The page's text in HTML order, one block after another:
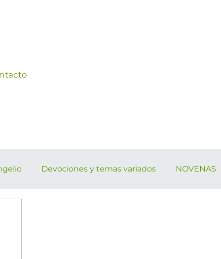
Devociones y temas variados NOVENAS